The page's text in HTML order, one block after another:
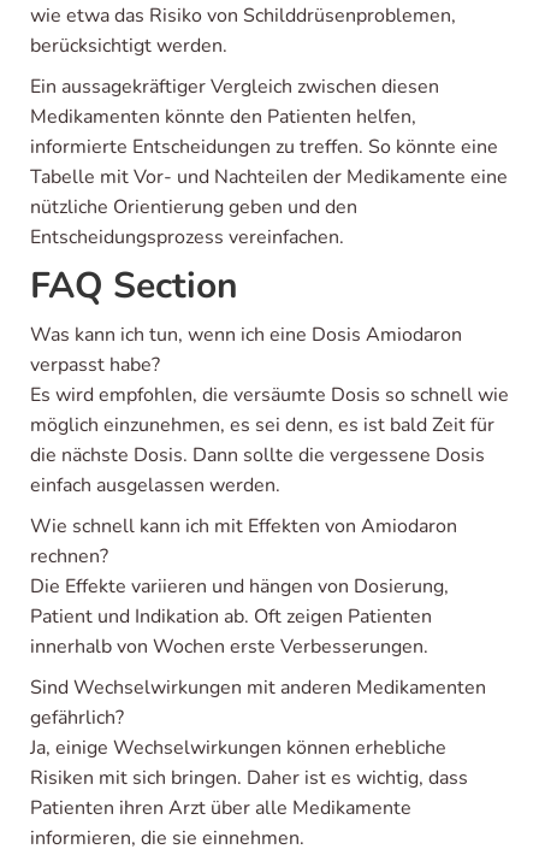
wie etwa das Risiko von Schilddrüsenproblemen,
berücksichtigt werden.
Ein aussagekräftiger Vergleich zwischen diesen
Medikamenten könnte den Patienten helfen,
informierte Entscheidungen zu treffen. So könnte eine
Tabelle mit Vor- und Nachteilen der Medikamente eine
nützliche Orientierung geben und den
Entscheidungsprozess vereinfachen.
FAQ Section
Was kann ich tun, wenn ich eine Dosis Amiodaron
verpasst habe?
Es wird empfohlen, die versäumte Dosis so schnell wie
möglich einzunehmen, es sei denn, es ist bald Zeit für
die nächste Dosis. Dann sollte die vergessene Dosis
einfach ausgelassen werden.
Wie schnell kann ich mit Effekten von Amiodaron
rechnen?
Die Effekte variieren und hängen von Dosierung,
Patient und Indikation ab. Oft zeigen Patienten
innerhalb von Wochen erste Verbesserungen.
Sind Wechselwirkungen mit anderen Medikamenten
gefährlich?
Ja, einige Wechselwirkungen können erhebliche
Risiken mit sich bringen. Daher ist es wichtig, dass
Patienten ihren Arzt über alle Medikamente
informieren, die sie einnehmen.